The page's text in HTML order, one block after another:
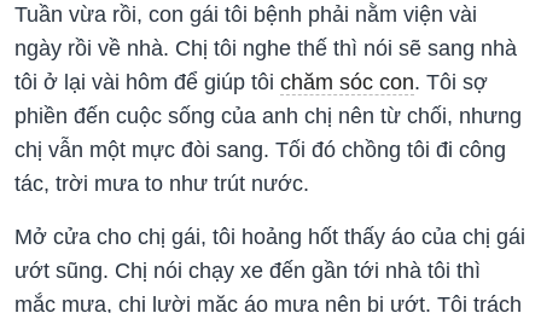
Tuần vừa rồi, con gái tôi bệnh phải nằm viện vài
ngày rồi về nhà. Chị tôi nghe thế thì nói sẽ sang nhà
tôi ở lại vài hôm để giúp tôi chăm sóc con. Tôi sợ
phiền đến cuộc sống của anh chị nên từ chối, nhưng
chị vẫn một mực đòi sang. Tối đó chồng tôi đi công
tác, trời mưa to như trút nước.
Mở cửa cho chị gái, tôi hoảng hốt thấy áo của chị gái
ướt sũng. Chị nói chạy xe đến gần tới nhà tôi thì
mắc mưa, chị lười mặc áo mưa nên bị ướt. Tôi trách